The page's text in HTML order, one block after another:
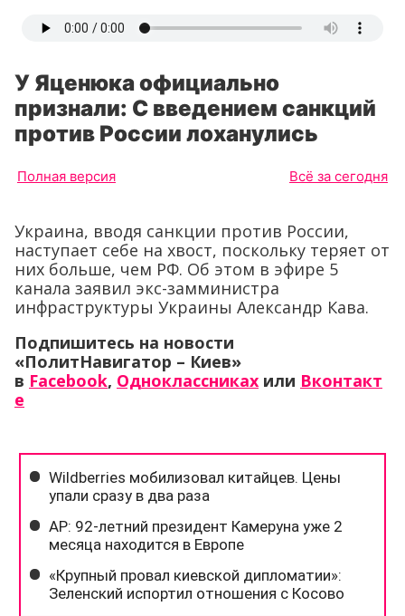
У Яценюка официально
признали: С введением санкций
против России лоханулись
Полная версия Всё за сегодня
Украина, вводя санкции против России,
наступает себе на хвост, поскольку теряет от
них больше, чем РФ. Об этом в эфире 5
канала заявил экс-замминистра
инфраструктуры Украины Александр Кава.
Подпишитесь на новости
«ПолитНавигатор – Киев»
в Facebook, Одноклассниках или Вконтакт
е